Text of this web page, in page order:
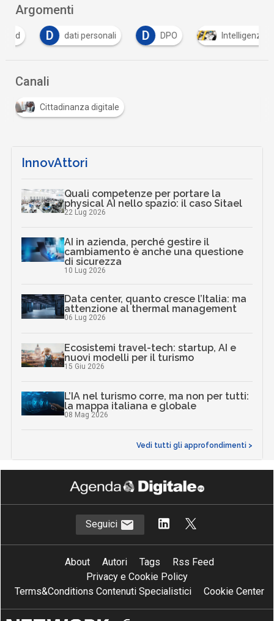
Argomenti
D
dati personali D DPO Intelligenza
Canali
Cittadinanza digitale
InnovAttori
Quali competenze per portare la
physical AI nello spazio: il caso Sitael
22 Lug 2026
AI in azienda, perché gestire il
cambiamento è anche una questione
di sicurezza
10 Lug 2026
Data center, quanto cresce l’Italia: ma
attenzione al thermal management
06 Lug 2026
Ecosistemi travel-tech: startup, AI e
nuovi modelli per il turismo
15 Giu 2026
L’IA nel turismo corre, ma non per tutti:
la mappa italiana e globale
08 Mag 2026
Vedi tutti gli approfondimenti >
Seguici
About Autori Tags
Rss Feed
Privacy e Cookie Policy
Terms&Conditions Contenuti Specialistici
Cookie Center